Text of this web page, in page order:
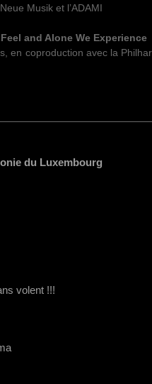
Musik et l’ADAMI
and Alone We Experience
en coproduction avec la
du Luxembourg
volent !!!